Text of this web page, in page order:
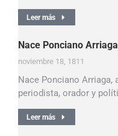
Leer más
Nace Ponciano
noviembre 18, 1811
Nace Ponciano Arriaga,
periodista, orador y
Leer más